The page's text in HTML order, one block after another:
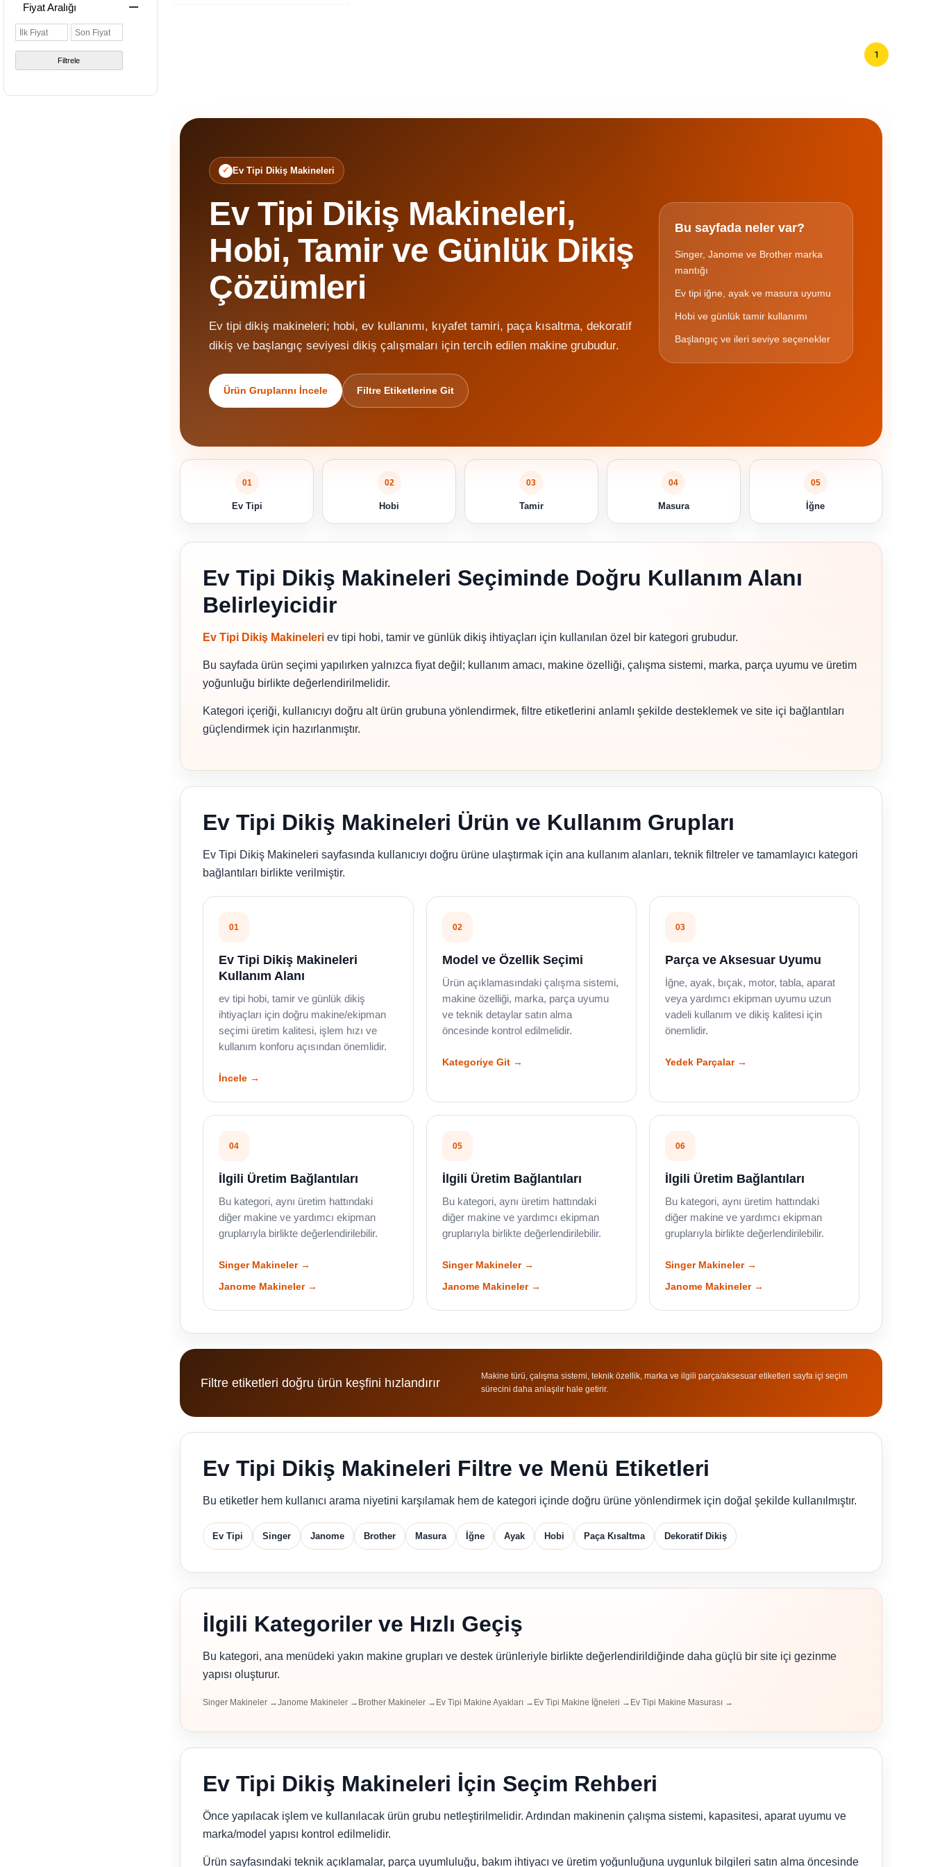
Fiyat Aralığı
Filtrele
1
Ev Tipi Dikiş Makineleri
Ev Tipi Dikiş Makineleri,
Hobi, Tamir ve Günlük Dikiş
Çözümleri
Ev tipi dikiş makineleri; hobi, ev kullanımı, kıyafet tamiri, paça kısaltma, dekoratif
dikiş ve başlangıç seviyesi dikiş çalışmaları için tercih edilen makine grubudur.
Ürün Gruplarını İncele Filtre Etiketlerine Git
Bu sayfada neler var?
Singer, Janome ve Brother marka
mantığı
Ev tipi iğne, ayak ve masura uyumu
Hobi ve günlük tamir kullanımı
Başlangıç ve ileri seviye seçenekler
01
Ev Tipi
02
Hobi
03
Tamir
04
Masura
05
İğne
Ev Tipi Dikiş Makineleri Seçiminde Doğru Kullanım Alanı
Belirleyicidir
Ev Tipi Dikiş Makineleri ev tipi hobi, tamir ve günlük dikiş ihtiyaçları için kullanılan özel bir kategori grubudur.
Bu sayfada ürün seçimi yapılırken yalnızca fiyat değil; kullanım amacı, makine özelliği, çalışma sistemi, marka, parça uyumu ve üretim
yoğunluğu birlikte değerlendirilmelidir.
Kategori içeriği, kullanıcıyı doğru alt ürün grubuna yönlendirmek, filtre etiketlerini anlamlı şekilde desteklemek ve site içi bağlantıları
güçlendirmek için hazırlanmıştır.
Ev Tipi Dikiş Makineleri Ürün ve Kullanım Grupları
Ev Tipi Dikiş Makineleri sayfasında kullanıcıyı doğru ürüne ulaştırmak için ana kullanım alanları, teknik filtreler ve tamamlayıcı kategori
bağlantıları birlikte verilmiştir.
01
Ev Tipi Dikiş Makineleri
Kullanım Alanı
ev tipi hobi, tamir ve günlük dikiş
ihtiyaçları için doğru makine/ekipman
seçimi üretim kalitesi, işlem hızı ve
kullanım konforu açısından önemlidir.
İncele →
02
Model ve Özellik Seçimi
Ürün açıklamasındaki çalışma sistemi,
makine özelliği, marka, parça uyumu
ve teknik detaylar satın alma
öncesinde kontrol edilmelidir.
Kategoriye Git →
03
Parça ve Aksesuar Uyumu
İğne, ayak, bıçak, motor, tabla, aparat
veya yardımcı ekipman uyumu uzun
vadeli kullanım ve dikiş kalitesi için
önemlidir.
Yedek Parçalar →
04
İlgili Üretim Bağlantıları
Bu kategori, aynı üretim hattındaki
diğer makine ve yardımcı ekipman
gruplarıyla birlikte değerlendirilebilir.
Singer Makineler →
Janome Makineler →
05
İlgili Üretim Bağlantıları
Bu kategori, aynı üretim hattındaki
diğer makine ve yardımcı ekipman
gruplarıyla birlikte değerlendirilebilir.
Singer Makineler →
Janome Makineler →
06
İlgili Üretim Bağlantıları
Bu kategori, aynı üretim hattındaki
diğer makine ve yardımcı ekipman
gruplarıyla birlikte değerlendirilebilir.
Singer Makineler →
Janome Makineler →
Filtre etiketleri doğru ürün keşfini hızlandırır
Makine türü, çalışma sistemi, teknik özellik, marka ve ilgili parça/aksesuar etiketleri sayfa içi seçim
sürecini daha anlaşılır hale getirir.
Ev Tipi Dikiş Makineleri Filtre ve Menü Etiketleri
Bu etiketler hem kullanıcı arama niyetini karşılamak hem de kategori içinde doğru ürüne yönlendirmek için doğal şekilde kullanılmıştır.
Ev Tipi Singer Janome Brother Masura İğne Ayak Hobi Paça Kısaltma Dekoratif Dikiş
İlgili Kategoriler ve Hızlı Geçiş
Bu kategori, ana menüdeki yakın makine grupları ve destek ürünleriyle birlikte değerlendirildiğinde daha güçlü bir site içi gezinme
yapısı oluşturur.
Singer Makineler →Janome Makineler → Brother Makineler → Ev Tipi Makine Ayakları → Ev Tipi Makine İğneleri → Ev Tipi Makine Masurası →
Ev Tipi Dikiş Makineleri İçin Seçim Rehberi
Önce yapılacak işlem ve kullanılacak ürün grubu netleştirilmelidir. Ardından makinenin çalışma sistemi, kapasitesi, aparat uyumu ve
marka/model yapısı kontrol edilmelidir.
Ürün sayfasındaki teknik açıklamalar, parça uyumluluğu, bakım ihtiyacı ve üretim yoğunluğuna uygunluk bilgileri satın alma öncesinde